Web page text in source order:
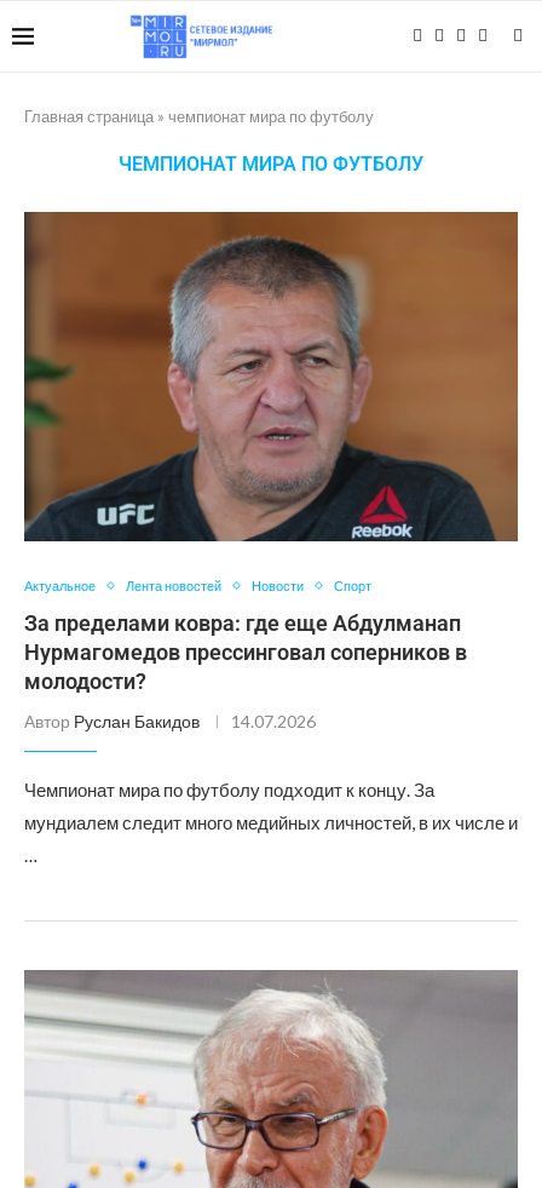
Главная страница » чемпионат мира по футболу
ЧЕМПИОНАТ МИРА ПО ФУТБОЛУ
Актуальное Лента новостей Новости Спорт
За пределами ковра: где еще Абдулманап
Нурмагомедов прессинговал соперников в
молодости?
Автор Руслан Бакидов 14.07.2026
Чемпионат мира по футболу подходит к концу. За
мундиалем следит много медийных личностей, в их числе и
…